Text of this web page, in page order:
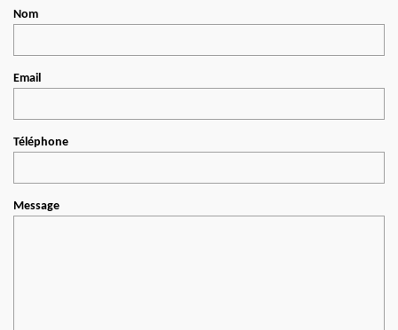
Nom
Email
Téléphone
Message